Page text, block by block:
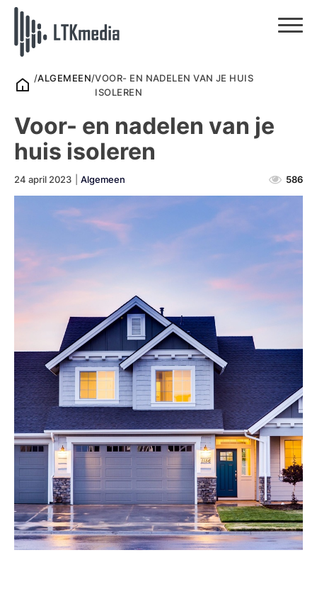
/ALGEMEEN/VOOR- EN NADELEN VAN JE HUIS
ISOLEREN
Voor- en nadelen van je
huis isoleren
24 april 2023 Algemeen 586